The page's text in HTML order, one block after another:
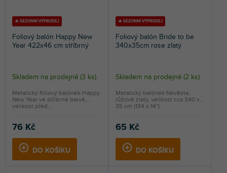
🔥 SEZONNÍ VÝPRODEJ
Foliový balón Happy New
Year 422x46 cm stříbrný
Skladem na prodejně (3 ks)
76 Kč
DO KOŠÍKU
Metalický fóliový balónek Happy
New Year ve stříbrné barvě,
velikost před...
🔥 SEZONNÍ VÝPRODEJ
Foliový balón Bride to be
340x35cm rose zlatý
Skladem na prodejně (2 ks)
65 Kč
DO KOŠÍKU
Metalický balónek Nevěsta,
růžově zlatý, velikost cca 340 x
35 cm (134 x 14'').